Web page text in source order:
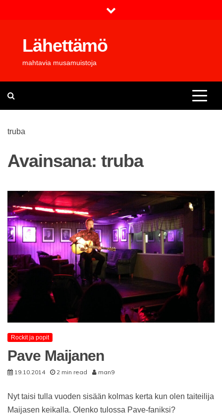
Lähettämö
mahtavia musamuistoja
truba
Avainsana:truba
Rockit ja popit
Pave Maijanen
19.10.2014 2 min read man9
Nyt taisi tulla vuoden sisään kolmas kerta kun olen taiteilija
Maijasen keikalla. Olenko tulossa Pave-faniksi?